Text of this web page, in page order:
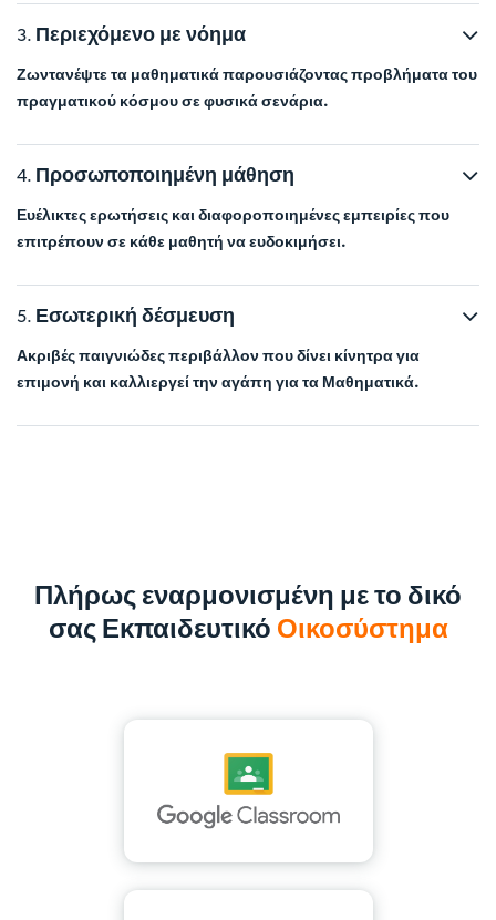
Περιεχόμενο με νόημα
Ζωντανέψτε τα μαθηματικά παρουσιάζοντας προβλήματα του
πραγματικού κόσμου σε φυσικά σενάρια.
Προσωποποιημένη μάθηση
Ευέλικτες ερωτήσεις και διαφοροποιημένες εμπειρίες που
επιτρέπουν σε κάθε μαθητή να ευδοκιμήσει.
Εσωτερική δέσμευση
Ακριβές παιγνιώδες περιβάλλον που δίνει κίνητρα για
επιμονή και καλλιεργεί την αγάπη για τα Μαθηματικά.
Πλήρως εναρμονισμένη με το δικό
σας Εκπαιδευτικό Οικοσύστημα